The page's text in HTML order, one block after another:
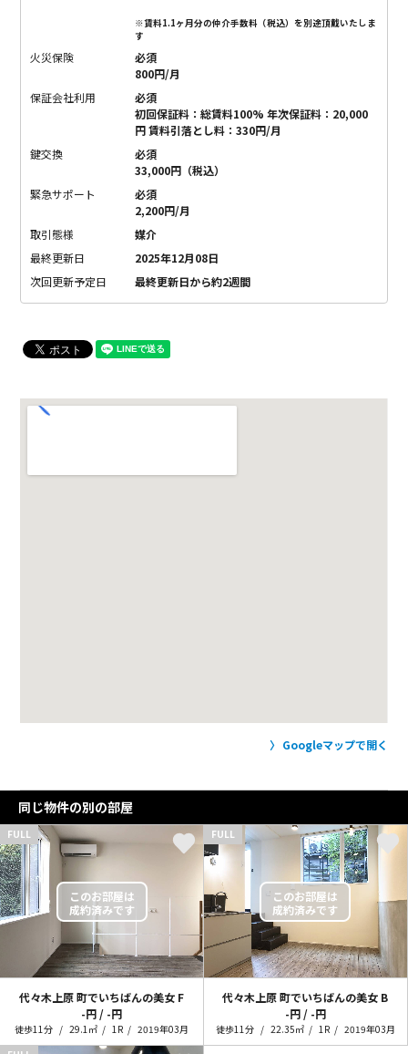
※賃料1.1ヶ月分の仲介手数料（税込）を別途頂戴いたしま
す
火災保険
必須
800円/月
保証会社利用
必須
初回保証料：総賃料100% 年次保証料：20,000
円 賃料引落とし料：330円/月
鍵交換
必須
33,000円（税込）
緊急サポート
必須
2,200円/月
取引態様
媒介
最終更新日
2025年12月08日
次回更新予定日
最終更新日から約2週間
Googleマップで開く
同じ物件の別の部屋
FULL
代々木上原 町でいちばんの美女 F
-円 / -円
徒歩11分 29.1㎡ 1R 2019年03月
FULL
代々木上原 町でいちばんの美女 B
-円 / -円
徒歩11分 22.35㎡ 1R
2019年03月